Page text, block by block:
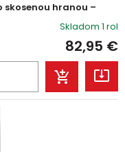
hranou –
Skladom 1 rol
82,95 €